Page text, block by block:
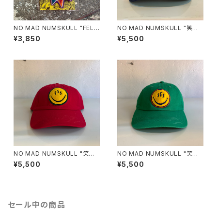
NO MAD NUMSKULL "FELT
WAPPEN"
¥3,850
NO MAD NUMSKULL "笑温
泉 COTTON CAP"(NAVY)
¥5,500
NO MAD NUMSKULL "笑温
泉 COTTON CAP"(RED)
¥5,500
NO MAD NUMSKULL "笑温
泉 COTTON CAP"(GREEN)
¥5,500
セール中の商品